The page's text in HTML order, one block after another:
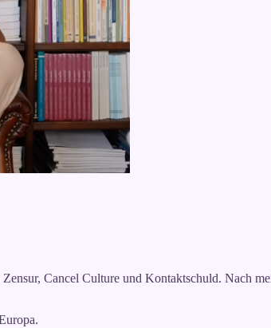
Zensur, Cancel Culture und Kontaktschuld. Nach